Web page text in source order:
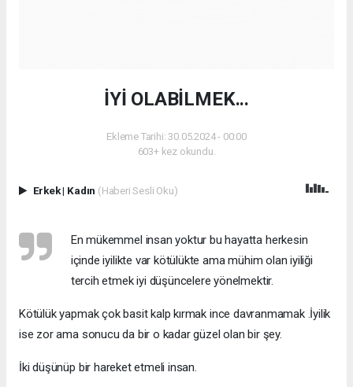
İYİ OLABİLMEK...
Ekleme Tarihi: 30.05.2024 - 00:00
603+ kez okundu.
Erkek| Kadın (Haberi Sesli Oku)
En mükemmel insan yoktur bu hayatta herkesin
içinde iyilikte var kötülükte ama mühim olan iyiliği
tercih etmek iyi düşüncelere yönelmektir.
Kötülük yapmak çok basit kalp kırmak ince davranmamak .İyilik
ise zor ama sonucu da bir o kadar güzel olan bir şey.
İki düşünüp bir hareket etmeli insan.